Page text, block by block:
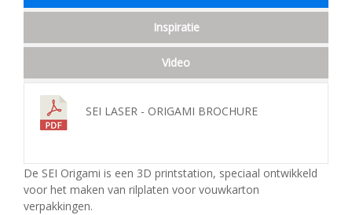
Inspiratie
Video
SEI LASER - ORIGAMI BROCHURE
De SEI Origami is een 3D printstation, speciaal ontwikkeld
voor het maken van rilplaten voor vouwkarton
verpakkingen.